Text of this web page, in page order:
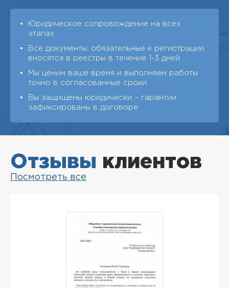
Юридическое сопровождение на всех
этапах
Все документы, обязательные к регистрации,
вносятся в реестры в течение 1-3 дней
Мы ценим ваше время и выполняем работы
точно в согласованные сроки
Вы защищены юридически – гарантии
зафиксированы в договоре
Отзывы клиентов
Посмотреть все